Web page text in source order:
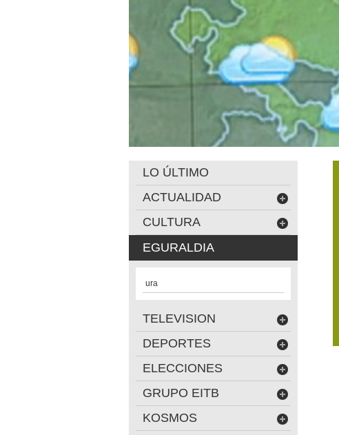
LO ÚLTIMO
ACTUALIDAD
CULTURA
EGURALDIA
ura
TELEVISION
DEPORTES
ELECCIONES
GRUPO EITB
KOSMOS